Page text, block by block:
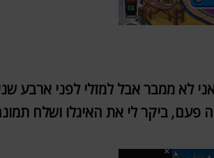
לא ממבר אבל למזלי לפני ארבע
פעם, ביקר לי את האיגלו ושלח